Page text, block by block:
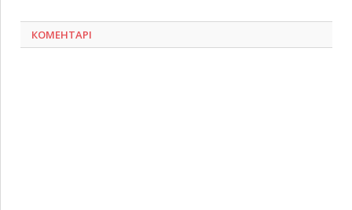
КОМЕНТАРІ